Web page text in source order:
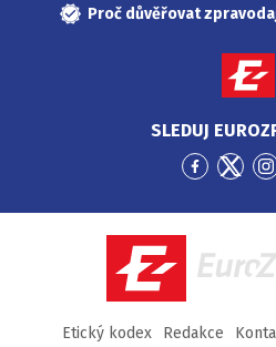
Proč důvěřovat
SLEDUJ
Přejít
Facebook
Přejít
Etický kodex Redakce